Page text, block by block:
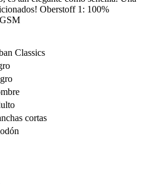
Oberstoff 1: 100%
Classics
cortas